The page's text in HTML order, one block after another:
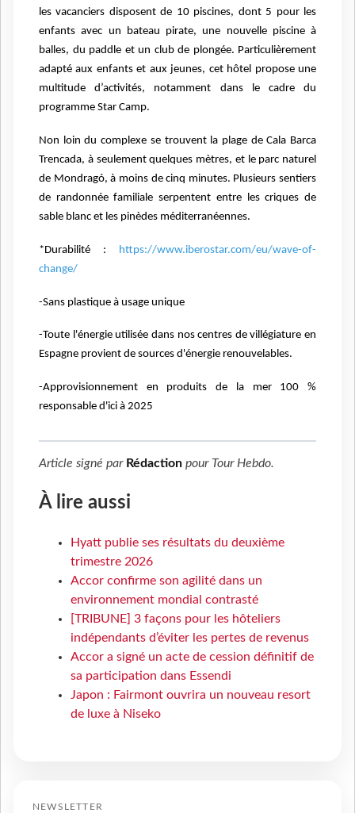
les vacanciers disposent de 10 piscines, dont 5 pour les
enfants avec un bateau pirate, une nouvelle piscine à
balles, du paddle et un club de plongée. Particulièrement
adapté aux enfants et aux jeunes, cet hôtel propose une
multitude d’activités, notamment dans le cadre du
programme Star Camp.
Non loin du complexe se trouvent la plage de Cala Barca
Trencada, à seulement quelques mètres, et le parc naturel
de Mondragó, à moins de cinq minutes. Plusieurs sentiers
de randonnée familiale serpentent entre les criques de
sable blanc et les pinèdes méditerranéennes.
*Durabilité : https://www.iberostar.com/eu/wave-of-
change/
-Sans plastique à usage unique
-Toute l'énergie utilisée dans nos centres de villégiature en
Espagne provient de sources d'énergie renouvelables.
-Approvisionnement en produits de la mer 100 %
responsable d'ici à 2025
Article signé par Rédaction pour Tour Hebdo.
À lire aussi
Hyatt publie ses résultats du deuxième
trimestre 2026
Accor confirme son agilité dans un
environnement mondial contrasté
[TRIBUNE] 3 façons pour les hôteliers
indépendants d’éviter les pertes de revenus
Accor a signé un acte de cession définitif de
sa participation dans Essendi
Japon : Fairmont ouvrira un nouveau resort
de luxe à Niseko
NEWSLETTER